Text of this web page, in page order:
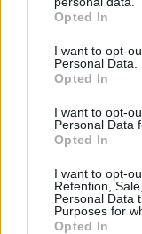
grant or deny
use your data for
consent section.
Opted In
I want to opt-
Personal Data.
Opted In
I want to opt-
Personal Data
Opted In
I want to opt-
Retention,
Personal Data
Purposes for
Opted In